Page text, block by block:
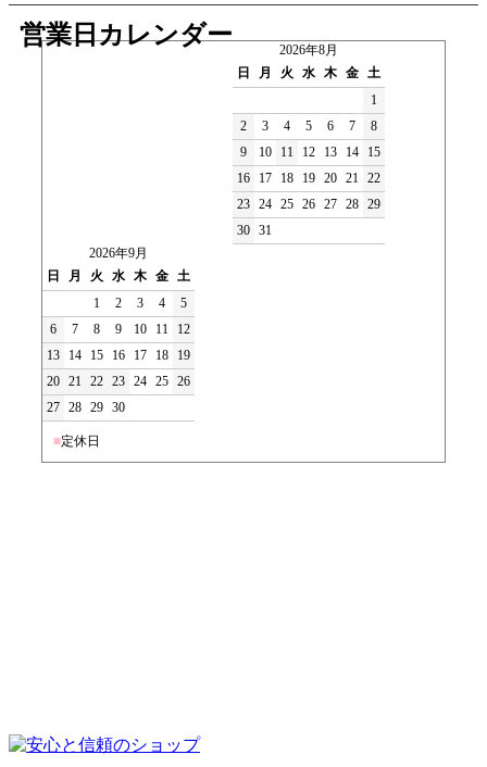
営業日カレンダー
2026年8月
日
月 火 水 木 金 土
1
2
3 4 5 6 7
8
9
10 11 12 13 14
15
16
17 18 19 20 21 22
23 24 25 26 27 28 29
30 31
2026年9月
日
月 火 水 木 金 土
1
2 3 4
5
6
7 8 9 10 11
12
13
14 15 16 17 18
19
20 21 22 23 24 25 26
27 28 29 30
■定休日